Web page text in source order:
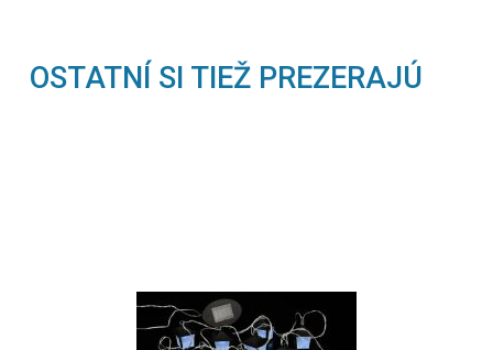
OSTATNÍ SI TIEŽ PREZERAJÚ